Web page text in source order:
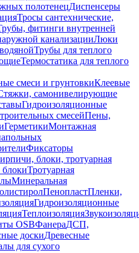
полотенецДиспенсеры
Тросы сантехнические,
фитинги внутренней
канализацииЛюки
Трубы для теплого
Термостатика для теплого
смеси и грунтовкиКлеевые
самонивелирующие
Гидроизоляционные
смесейПены,
ГерметикиМонтажная
Фиксаторы
блоки, тротуарная
Тротуарная
Минеральная
ПенопластПленки,
Гидроизоляционные
Теплоизоляция
OSBФанераДСП,
доскиДревесные
для сухого